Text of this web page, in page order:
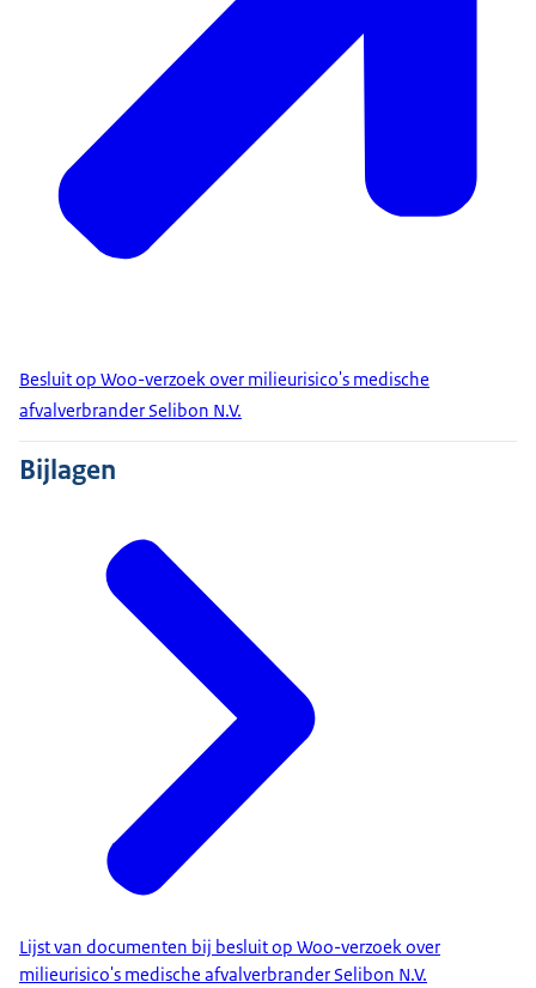
Besluit op Woo-verzoek over milieurisico's medische
afvalverbrander Selibon N.V.
Bijlagen
Lijst van documenten bij besluit op Woo-verzoek over
milieurisico's medische afvalverbrander Selibon N.V.